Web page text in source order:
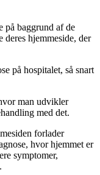
baggrund af de
deres hjemmeside, der
på hospitalet, så snart
man udvikler
med det.
forlader
hvor hjemmet er
symptomer,